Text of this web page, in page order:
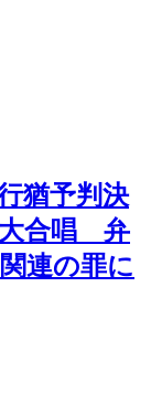
猶予判決
大合唱 弁
連の罪に